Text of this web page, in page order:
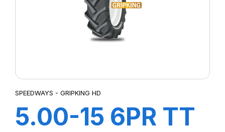
SPEEDWAYS - GRIPKING HD
5.00-15 6PR TT